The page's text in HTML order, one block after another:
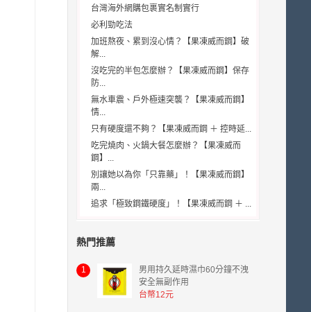
台灣海外網購包裹實名制實行
必利勁吃法
加班熬夜、累到沒心情？【果凍威而鋼】破
解...
沒吃完的半包怎麼辦？【果凍威而鋼】保存
防...
無水車震、戶外極速突襲？【果凍威而鋼】
情...
只有硬度還不夠？【果凍威而鋼 ＋ 控時延...
吃完燒肉、火鍋大餐怎麼辦？【果凍威而
鋼】...
別讓她以為你「只靠藥」！【果凍威而鋼】
兩...
追求「極致鋼鐵硬度」！【果凍威而鋼 ＋ ...
熱門推薦
1
男用持久延時濕巾60分鐘不洩
安全無副作用
台幣12元